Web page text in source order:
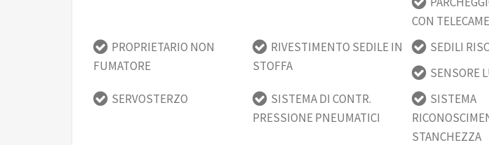
CON
PROPRIETARIO NON
FUMATORE
RIVESTIMENTO SEDILE IN
STOFFA
SEDILI
SENSORE
SERVOSTERZO
SISTEMA DI CONTR.
PRESSIONE PNEUMATICI
SISTEMA
STANCHEZZA